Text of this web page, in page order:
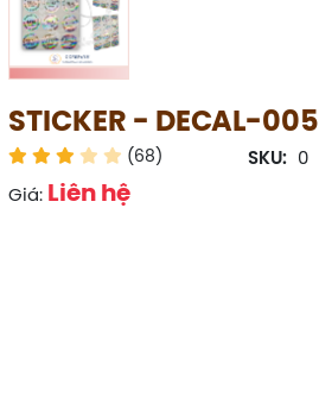
STICKER - DECAL-005
(68) SKU: 0
Giá: Liên hệ